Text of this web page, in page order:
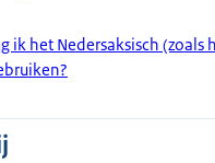
ik het Nedersaksisch (zoals